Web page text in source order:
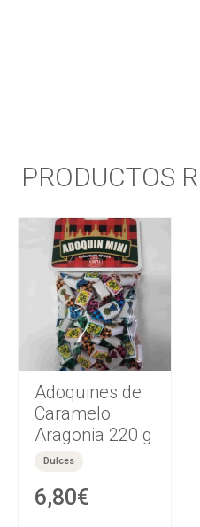
PRODUCTOS
Adoquines de
Caramelo
Aragonia 220 g
Dulces
6,80€